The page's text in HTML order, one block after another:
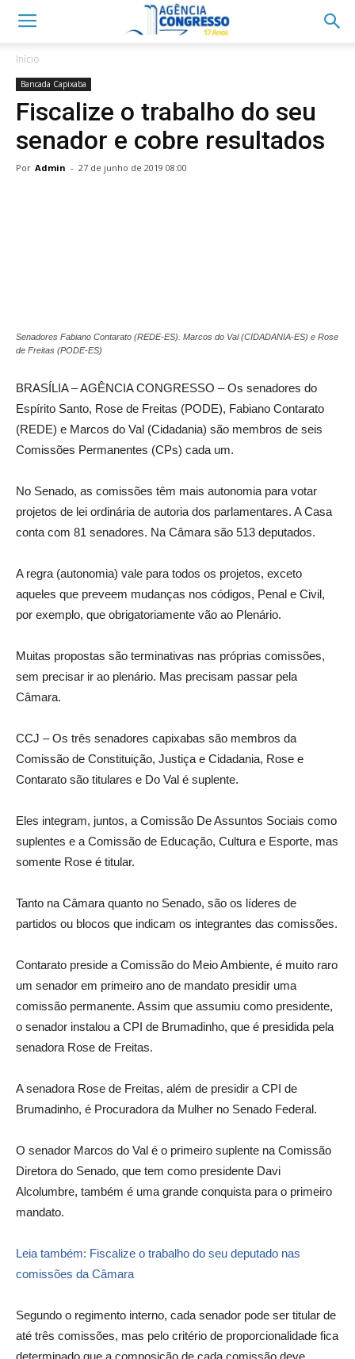
Início
Bancada Capixaba
Fiscalize o trabalho do seu
senador e cobre resultados
Por Admin - 27 de junho de 2019 08:00
Senadores Fabiano Contarato (REDE-ES). Marcos do Val (CIDADANIA-ES) e Rose
de Freitas (PODE-ES)
BRASÍLIA – AGÊNCIA CONGRESSO – Os senadores do
Espírito Santo, Rose de Freitas (PODE), Fabiano Contarato
(REDE) e Marcos do Val (Cidadania) são membros de seis
Comissões Permanentes (CPs) cada um.
No Senado, as comissões têm mais autonomia para votar
projetos de lei ordinária de autoria dos parlamentares. A Casa
conta com 81 senadores. Na Câmara são 513 deputados.
A regra (autonomia) vale para todos os projetos, exceto
aqueles que preveem mudanças nos códigos, Penal e Civil,
por exemplo, que obrigatoriamente vão ao Plenário.
Muitas propostas são terminativas nas próprias comissões,
sem precisar ir ao plenário. Mas precisam passar pela
Câmara.
CCJ – Os três senadores capixabas são membros da
Comissão de Constituição, Justiça e Cidadania, Rose e
Contarato são titulares e Do Val é suplente.
Eles integram, juntos, a Comissão De Assuntos Sociais como
suplentes e a Comissão de Educação, Cultura e Esporte, mas
somente Rose é titular.
Tanto na Câmara quanto no Senado, são os líderes de
partidos ou blocos que indicam os integrantes das comissões.
Contarato preside a Comissão do Meio Ambiente, é muito raro
um senador em primeiro ano de mandato presidir uma
comissão permanente. Assim que assumiu como presidente,
o senador instalou a CPI de Brumadinho, que é presidida pela
senadora Rose de Freitas.
A senadora Rose de Freitas, além de presidir a CPI de
Brumadinho, é Procuradora da Mulher no Senado Federal.
O senador Marcos do Val é o primeiro suplente na Comissão
Diretora do Senado, que tem como presidente Davi
Alcolumbre, também é uma grande conquista para o primeiro
mandato.
Leia também: Fiscalize o trabalho do seu deputado nas
comissões da Câmara
Segundo o regimento interno, cada senador pode ser titular de
até três comissões, mas pelo critério de proporcionalidade fica
determinado que a composição de cada comissão deve